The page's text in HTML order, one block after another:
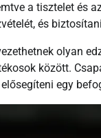
a tisztelet és
és
olyan
között.
egy